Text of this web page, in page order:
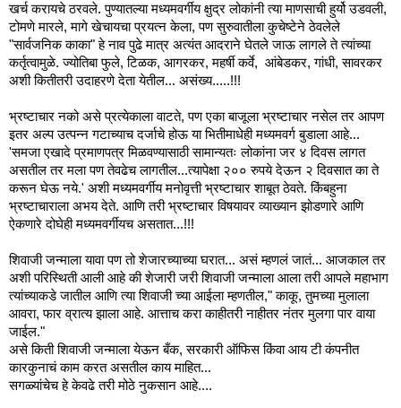
खर्च करायचे ठरवले. पुण्यातल्या मध्यमवर्गीय क्षुद्र लोकांनी त्या माणसाची हुर्यो उडवली,
टोमणे मारले, मागे खेचायचा प्रयत्न केला, पण सुरुवातीला कुचेष्टेने ठेवलेले
"सार्वजनिक काका" हे नाव पुढे मात्र अत्यंत आदराने घेतले जाऊ लागले ते त्यांच्या
कर्तृत्वामुळे. ज्योतिबा फुले, टिळक, आगरकर, महर्षी कर्वे, आंबेडकर, गांधी, सावरकर
अशी कितीतरी उदाहरणे देता येतील... असंख्य.....!!!
भ्रष्टाचार नको असे प्रत्येकाला वाटते, पण एका बाजूला भ्रष्टाचार नसेल तर आपण
इतर अल्प उत्पन्न गटाच्याच दर्जाचे होऊ या भितीमाधेही मध्यमवर्ग बुडाला आहे...
'समजा एखादे प्रमाणपत्र मिळवण्यासाठी सामान्यतः लोकांना जर ४ दिवस लागत
असतील तर मला पण तेवढेच लागतील...त्यापेक्षा २०० रुपये देऊन २ दिवसात का ते
करून घेऊ नये.' अशी मध्यमवर्गीय मनोवृत्ती भ्रष्टाचार शाबूत ठेवते. किंबहुना
भ्रष्टाचाराला अभय देते. आणि तरी भ्रष्टाचार विषयावर व्याख्यान झोडणारे आणि
ऐकणारे दोघेही मध्यमवर्गीयच असतात...!!!
शिवाजी जन्माला यावा पण तो शेजारच्याच्या घरात... असं म्हणलं जातं... आजकाल तर
अशी परिस्थिती आली आहे की शेजारी जरी शिवाजी जन्माला आला तरी आपले महाभाग
त्यांच्याकडे जातील आणि त्या शिवाजी च्या आईला म्हणतील," काकू, तुमच्या मुलाला
आवरा, फार व्रात्य झाला आहे. आत्ताच करा काहीतरी नाहीतर नंतर मुलगा पार वाया
जाईल."
असे किती शिवाजी जन्माला येऊन बँक, सरकारी ऑफिस किंवा आय टी कंपनीत
कारकुनाचं काम करत असतील काय माहित...
सगळ्यांचेच हे केवढे तरी मोठे नुकसान आहे....